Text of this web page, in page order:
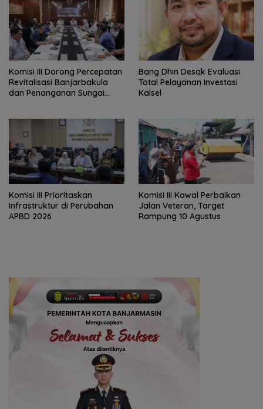
‎Komisi III Dorong Percepatan
Revitalisasi Banjarbakula
dan Penanganan Sungai
‎Bang Dhin Desak Evaluasi
Total Pelayanan Investasi
Kalsel
‎Komisi III Prioritaskan
Infrastruktur di Perubahan
APBD 2026
Komisi III Kawal Perbaikan
Jalan Veteran, Target
Rampung 10 Agustus